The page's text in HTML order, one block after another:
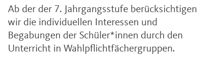
Ab der der 7. Jahrgangsstufe berücksichtigen
wir die individuellen Interessen und
Begabungen der Schüler*innen durch den
Unterricht in Wahlpflichtfächergruppen.